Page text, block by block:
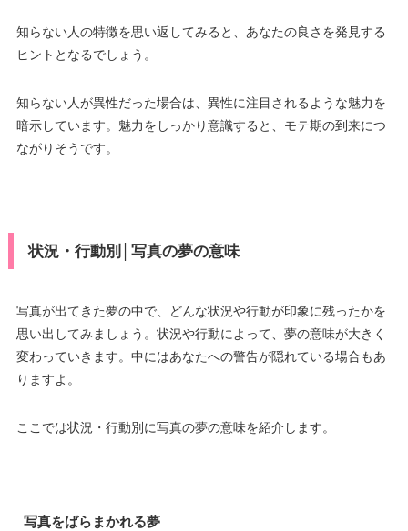
知らない人の特徴を思い返してみると、あなたの良さを発見する
ヒントとなるでしょう。
知らない人が異性だった場合は、異性に注目されるような魅力を
暗示しています。魅力をしっかり意識すると、モテ期の到来につ
ながりそうです。
状況・行動別│写真の夢の意味
写真が出てきた夢の中で、どんな状況や行動が印象に残ったかを
思い出してみましょう。状況や行動によって、夢の意味が大きく
変わっていきます。中にはあなたへの警告が隠れている場合もあ
りますよ。
ここでは状況・行動別に写真の夢の意味を紹介します。
写真をばらまかれる夢